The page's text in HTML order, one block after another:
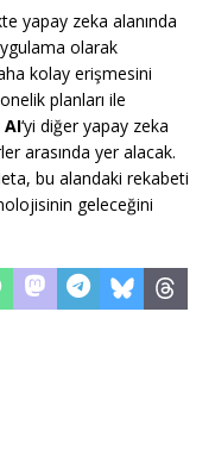
yapay zeka alanında
olarak
kolay erişmesini
planları ile
‘yi diğer yapay zeka
arasında yer alacak.
bu alandaki rekabeti
geleceğini